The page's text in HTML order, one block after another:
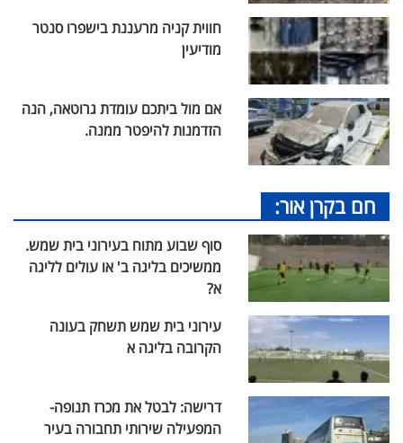
חווית קניה מרעננת בישפרו סנטר
מודיעין
אם מול ביתכם עומדת גרוטאה, הנה
הזדמנות להיפטר ממנה.
חם בקרן אור:
סוף שבוע מתוח בעירוני בית שמש.
ממשיכים בליגה ב' או עולים לליגה
א?
עירוני בית שמש תשחק בעונה
הקרובה בליגה א
דרישה: לבטל את מכרז תנופה-
המפעילה שירותי תחבורה בעיר